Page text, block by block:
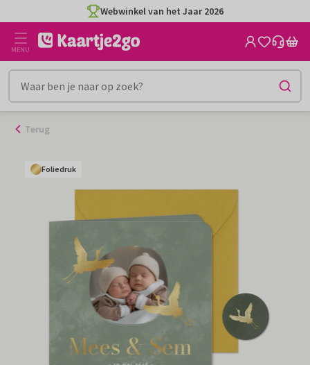
naar
inhoud
Webwinkel van het Jaar 2026
MENU
Terug
Foliedruk
Foliedruk
Foliedruk
Foliedruk
Foliedruk